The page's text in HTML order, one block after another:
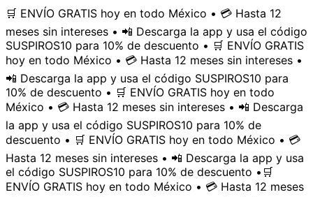
🛒 ENVÍO GRATIS hoy en todo México • 💳 Hasta 12
meses sin intereses • 📲 Descarga la app y usa el código
SUSPIROS10 para 10% de descuento • 🛒 ENVÍO GRATIS
hoy en todo México • 💳 Hasta 12 meses sin intereses •
📲 Descarga la app y usa el código SUSPIROS10 para
10% de descuento • 🛒 ENVÍO GRATIS hoy en todo
México • 💳 Hasta 12 meses sin intereses • 📲 Descarga
la app y usa el código SUSPIROS10 para 10% de
descuento • 🛒 ENVÍO GRATIS hoy en todo México • 💳
Hasta 12 meses sin intereses • 📲 Descarga la app y usa
el código SUSPIROS10 para 10% de descuento • 🛒
ENVÍO GRATIS hoy en todo México • 💳 Hasta 12 meses